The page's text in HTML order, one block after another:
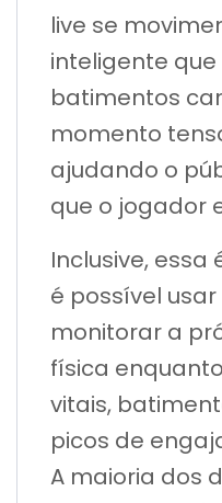
live se
inteligente
batimentos
momento
ajudando o
que o jogador
Inclusive,
é possível
monitorar a
física
vitais,
picos de
A maioria dos